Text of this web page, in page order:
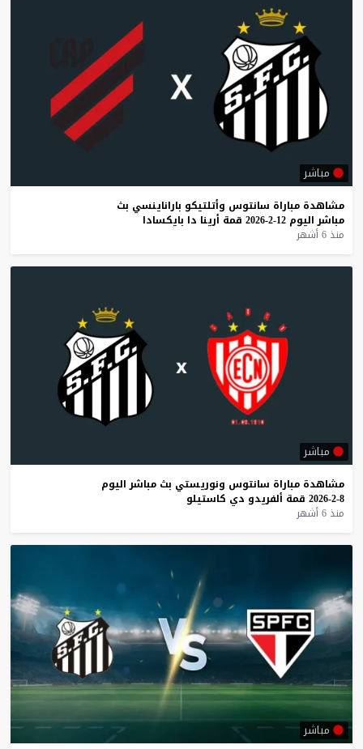
مباشر
مشاهدة مباراة سانتوس وأتلتيكو باراناينسي بث
مباشر اليوم 12-2-2026 قمة أرينا دا بايكسادا
منذ 6 أشهر
مباشر
مشاهدة مباراة سانتوس ونوريستي بث مباشر اليوم
8-2-2026
قمة ألفريدو دي كاستيلو
منذ 6 أشهر
مباشر